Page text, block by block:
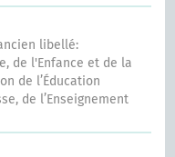
libellé:
de l'Enfance et de la
de l’Éducation
de l’Enseignement